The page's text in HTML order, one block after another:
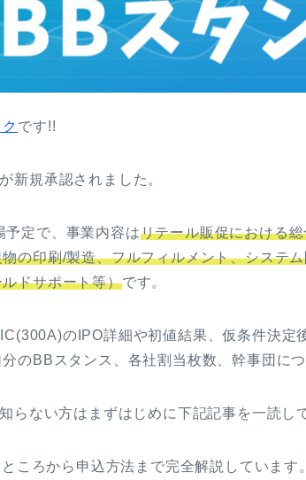
です!!
新規承認されました。
定で、事業内容はリテール販促における
の印刷/製造、フルフィルメント、システ
ドサポート等）です。
のIPO詳細や初値結果、仮条件決定
のBBスタンス、各社割当枚数、幹事団に
らない方はまずはじめに下記記事を一読し
ころから申込方法まで完全解説しています。